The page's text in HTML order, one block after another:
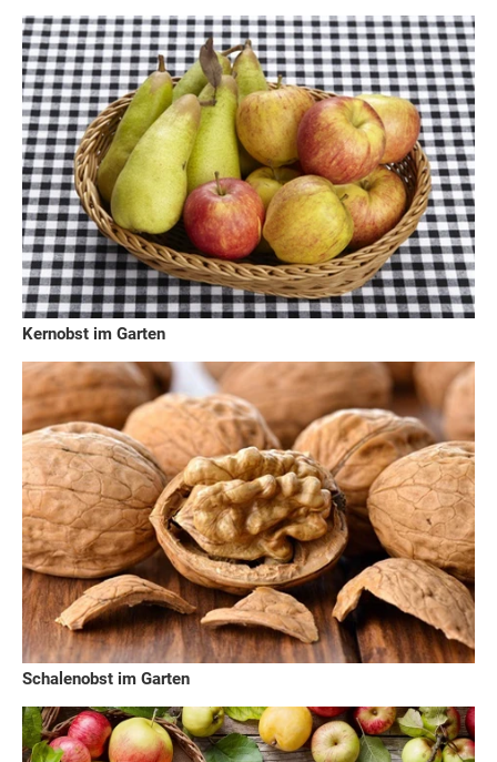
Kernobst im Garten
Schalenobst im Garten